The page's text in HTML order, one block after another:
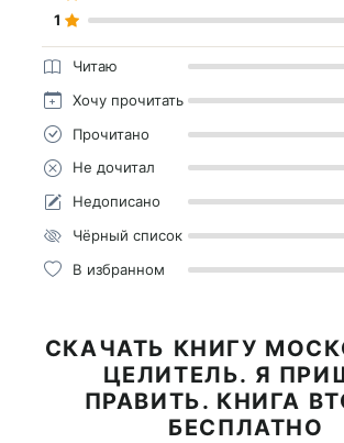
1
Читаю
Хочу прочитать
Прочитано
Не дочитал
Недописано
Чёрный список
В избранном
СКАЧАТЬ КНИГУ
ЦЕЛИТЕЛЬ. Я
ПРАВИТЬ. КНИГА
БЕСПЛАТНО